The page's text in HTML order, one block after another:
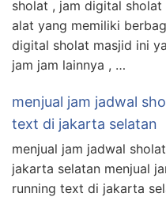
sholat , jam digital
alat yang memiliki
digital sholat masjid ini
jam jam lainnya , …
menjual jam jadwal
text di jakarta selatan
menjual jam jadwal
jakarta selatan menjual
running text di jakarta